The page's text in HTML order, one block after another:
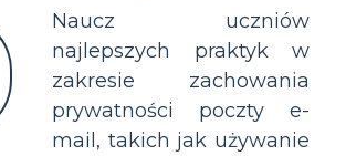
Naucz uczniów
najlepszych praktyk w
zakresie zachowania
prywatności poczty e-
mail, takich jak używanie